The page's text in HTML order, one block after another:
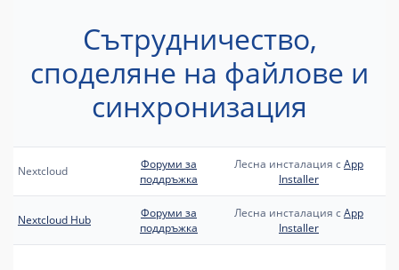
Сътрудничество,
споделяне на файлове и
синхронизация
Nextcloud
Форуми за
поддръжка
Лесна инсталация сApp
Installer
Nextcloud Hub
Форуми за
поддръжка
Лесна инсталация сApp
Installer